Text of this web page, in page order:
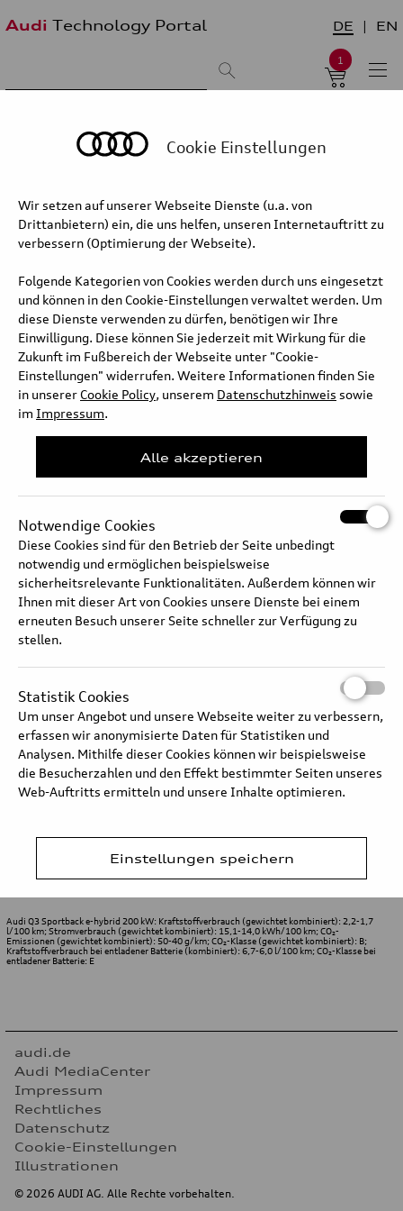
Audi Technology Portal DE EN
1
älteste zuerst
Audi Q3 Sportback - Design und
Aeroakustik
Im Vergleich zum Vorgänger ist das Design des neuen Audi Q3*
noch muskulöser und emotionaler. Seine Karosserie definiert sich
durch die perfekte Kombination aus runden Volumen und präzisen
Linien. Der breite Singleframe sitzt hoch und die präzise gefeilten
Scheinwerfer erzeugen einen scharfen Blick und sind konsequent in
das Aerodynamikkonzept integriert. Durch die Formensprache
wird eine besonders effiziente Umströmung der Front
gewährleistet. Im Bereich unter dem Singleframe ist der
Fahrtwind diese Zone mit geringen Verlusten umströmen kann.
Hier befinden sich auch die Parksensoren. Die Sensorik für die
Fahrerassistenzsysteme ist hinter den vier Ringen installiert.
Langtext
Audi Q3 Sportback e-hybrid 200 kW: Kraftstoffverbrauch (gewichtet kombiniert): 2,2-1,7
l/100 km; Stromverbrauch (gewichtet kombiniert): 15,1-14,0 kWh/100 km; CO₂-
Emissionen (gewichtet kombiniert): 50-40 g/km; CO₂-Klasse (gewichtet kombiniert): B;
Kraftstoffverbrauch bei entladener Batterie (kombiniert): 6,7-6,0 l/100 km; CO₂-Klasse bei
entladener Batterie: E
audi.de
Audi MediaCenter
Impressum
Rechtliches
Datenschutz
Cookie-Einstellungen
Illustrationen
© 2026 AUDI AG. Alle Rechte vorbehalten.
Cookie Einstellungen
Wir setzen auf unserer Webseite Dienste (u.a. von
Drittanbietern) ein, die uns helfen, unseren Internetauftritt zu
verbessern (Optimierung der Webseite).
Folgende Kategorien von Cookies werden durch uns eingesetzt
und können in den Cookie-Einstellungen verwaltet werden. Um
diese Dienste verwenden zu dürfen, benötigen wir Ihre
Einwilligung. Diese können Sie jederzeit mit Wirkung für die
Zukunft im Fußbereich der Webseite unter "Cookie-
Einstellungen" widerrufen. Weitere Informationen finden Sie
in unserer Cookie Policy, unserem Datenschutzhinweis sowie
im Impressum.
Alle akzeptieren
Notwendige Cookies
Diese Cookies sind für den Betrieb der Seite unbedingt
notwendig und ermöglichen beispielsweise
sicherheitsrelevante Funktionalitäten. Außerdem können wir
Ihnen mit dieser Art von Cookies unsere Dienste bei einem
erneuten Besuch unserer Seite schneller zur Verfügung zu
stellen.
Statistik Cookies
Um unser Angebot und unsere Webseite weiter zu verbessern,
erfassen wir anonymisierte Daten für Statistiken und
Analysen. Mithilfe dieser Cookies können wir beispielsweise
die Besucherzahlen und den Effekt bestimmter Seiten unseres
Web-Auftritts ermitteln und unsere Inhalte optimieren.
Einstellungen speichern